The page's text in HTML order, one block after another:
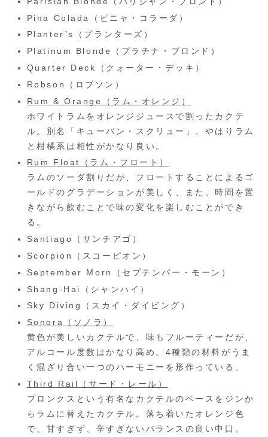
Pina Colada（ピニャ・コラーダ）
Planter’s（プランターズ）
Platinum Blonde（プラチナ・ブロンド）
Quarter Deck（クォーター・デッキ）
Robson（ロブソン）
Rum & Orange（ラム・オレンジ）
ホワイトラムをオレンジジュースで割ったカクテ
ル。別名「キューバン・スクリュー」。やはりラム
と柑橘系は相性がかなり良い。
Rum Float（ラム・フロート）
ラムのソーダ割りだが、フロートすることによるゴ
ールドのグラデーションが美しく、また、時間を置
きながら飲むことで味の変化を楽しむことができ
る。
Santiago（サンチアゴ）
Scorpion（スコーピオン）
September Morn（セプテンバー・モーン）
Shang-Hai（シャンハイ）
Sky Diving（スカイ・ダイビング）
Sonora（ソノラ）
黄色が美しいカクテルで、味もフルーティーだが、
アルコール度数はかなり高め。4種類の材料がうま
く混ざり合い一つのハーモニーを形作っている。
Third Rail（サード・レール）
ブロンクスという有名なカクテルのベースをジンか
らラムに替えたカクテル。落ち着いたオレンジ色
で、甘すぎず、辛すぎないバランスの良い中口。